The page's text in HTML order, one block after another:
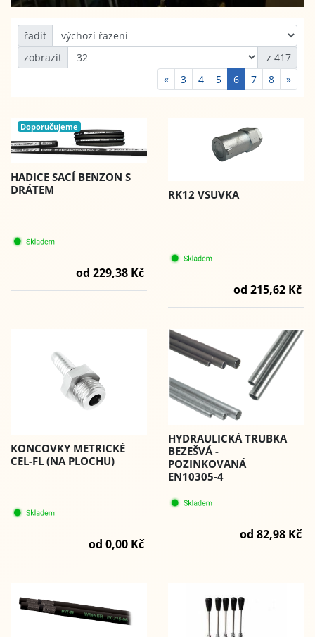
řadit
zobrazit
z 417
«
3 4 5 6 7 8 »
Doporučujeme
HADICE SACÍ BENZON S
DRÁTEM
od 229,38 Kč
RK12 VSUVKA
od 215,62 Kč
KONCOVKY METRICKÉ
CEL-FL (NA PLOCHU)
od 0,00 Kč
HYDRAULICKÁ TRUBKA
BEZEŠVÁ -
POZINKOVANÁ
EN10305-4
od 82,98 Kč